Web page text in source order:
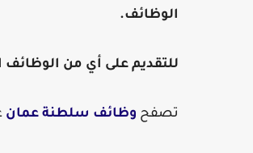
الوظائف.
للتقديم على أي من الوظائف
تصفح وظائف سلطنة عمان